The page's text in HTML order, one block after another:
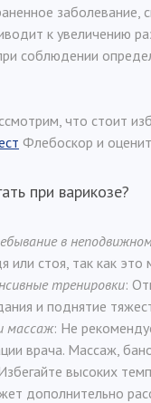
к увеличению
соблюдении
что стоит
Флебоскор и
при варикозе?
в
или стоя, так как
тренировки:
и поднятие
массаж: Не
врача. Массаж,
высоких
дополнительно